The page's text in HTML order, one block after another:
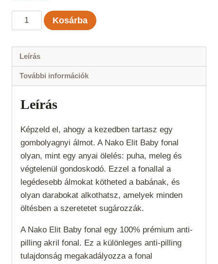
Nako
Elit
Föld
Kosárba
Leírás
További információk
Leírás
Képzeld el, ahogy a kezedben tartasz egy
gombolyagnyi álmot. A Nako Elit Baby fonal
olyan, mint egy anyai ölelés: puha, meleg és
végtelenül gondoskodó. Ezzel a fonallal a
legédesebb álmokat kötheted a babának, és
olyan darabokat alkothatsz, amelyek minden
öltésben a szeretetet sugározzák.
A Nako Elit Baby fonal egy 100% prémium anti-
pilling akril fonal. Ez a különleges anti-pilling
tulajdonság megakadályozza a fonal